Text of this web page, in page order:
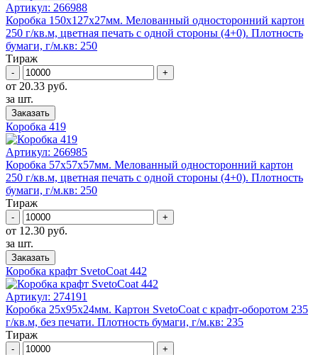
Артикул: 266988
Коробка 150x127х27мм. Mелованный односторонний картон
250 г/кв.м, цветная печать с одной стороны (4+0). Плотность
бумаги, г/м.кв: 250
Тираж
- +
от 20.33 руб.
за шт.
Заказать
Коробка 419
Артикул: 266985
Коробка 57x57х57мм. Mелованный односторонний картон
250 г/кв.м, цветная печать с одной стороны (4+0). Плотность
бумаги, г/м.кв: 250
Тираж
- +
от 12.30 руб.
за шт.
Заказать
Коробка крафт SvetoCoat 442
Артикул: 274191
Коробка 25x95х24мм. Картон SvetoCoat с крафт-оборотом 235
г/кв.м, без печати. Плотность бумаги, г/м.кв: 235
Тираж
- +